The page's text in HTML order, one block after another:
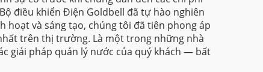
điều khiển Điện Goldbell đã tự hào nghiên
hoạt và sáng tạo, chúng tôi đã tiên phong áp
trên thị trường. Là một trong những nhà
giải pháp quản lý nước của quý khách — bất